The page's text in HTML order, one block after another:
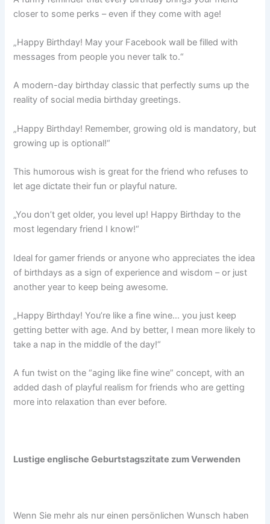
closer to some perks – even if they come with age!
„Happy Birthday! May your Facebook wall be filled with
messages from people you never talk to.“
A modern-day birthday classic that perfectly sums up the
reality of social media birthday greetings.
„Happy Birthday! Remember, growing old is mandatory, but
growing up is optional!“
This humorous wish is great for the friend who refuses to
let age dictate their fun or playful nature.
„You don’t get older, you level up! Happy Birthday to the
most legendary friend I know!“
Ideal for gamer friends or anyone who appreciates the idea
of birthdays as a sign of experience and wisdom – or just
another year to keep being awesome.
„Happy Birthday! You’re like a fine wine… you just keep
getting better with age. And by better, I mean more likely to
take a nap in the middle of the day!“
A fun twist on the “aging like fine wine” concept, with an
added dash of playful realism for friends who are getting
more into relaxation than ever before.
Lustige englische Geburtstagszitate zum Verwenden
Wenn Sie mehr als nur einen persönlichen Wunsch haben